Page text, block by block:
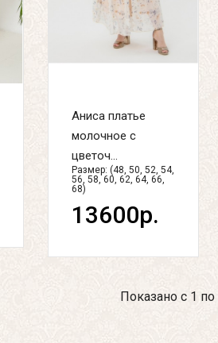
Аниса платье
молочное с
цветоч...
Размер: (48, 50, 52, 54,
56, 58, 60, 62, 64, 66,
68)
13600р.
Показано с 1